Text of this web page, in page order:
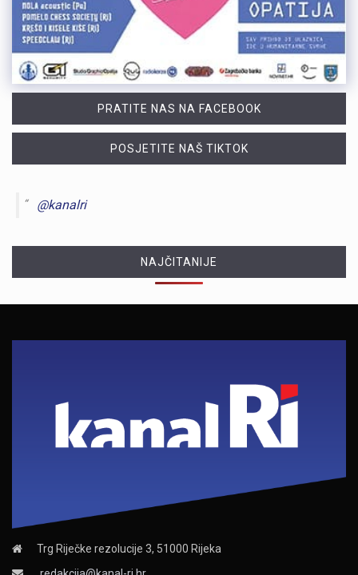
PRATITE NAS NA FACEBOOK
POSJETITE NAŠ TIKTOK
@kanalri
NAJČITANIJE
Trg Riječke rezolucije 3, 51000 Rijeka